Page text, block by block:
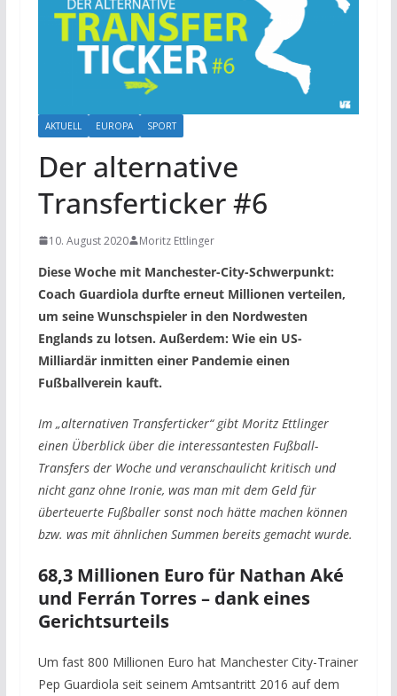
AKTUELL EUROPA SPORT
Der alternative
Transferticker #6
10. August 2020 Moritz Ettlinger
Diese Woche mit Manchester-City-Schwerpunkt:
Coach Guardiola durfte erneut Millionen verteilen,
um seine Wunschspieler in den Nordwesten
Englands zu lotsen. Außerdem: Wie ein US-
Milliardär inmitten einer Pandemie einen
Fußballverein kauft.
Im „alternativen Transferticker“ gibt Moritz Ettlinger
einen Überblick über die interessantesten Fußball-
Transfers der Woche und veranschaulicht kritisch und
nicht ganz ohne Ironie, was man mit dem Geld für
überteuerte Fußballer sonst noch hätte machen können
bzw. was mit ähnlichen Summen bereits gemacht wurde.
68,3 Millionen Euro für Nathan Aké
und Ferrán Torres – dank eines
Gerichtsurteils
Um fast 800 Millionen Euro hat Manchester City-Trainer
Pep Guardiola seit seinem Amtsantritt 2016 auf dem